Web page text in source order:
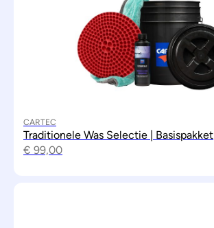
CARTEC
Traditionele Was Selectie | Basispakket
€ 99,00